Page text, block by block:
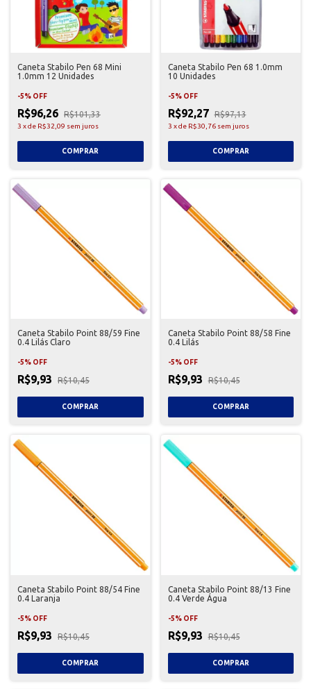
Caneta Stabilo Pen 68 Mini
1.0mm 12 Unidades
-5% OFF
R$96,26 R$101,33
3 xde R$32,09 sem juros
Caneta Stabilo Pen 68 1.0mm
10 Unidades
-5% OFF
R$92,27 R$97,13
3 xde R$30,76 sem juros
Caneta Stabilo Point 88/59 Fine
0.4 Lilás Claro
-5% OFF
R$9,93 R$10,45
Caneta Stabilo Point 88/58 Fine
0.4 Lilás
-5% OFF
R$9,93 R$10,45
Caneta Stabilo Point 88/54 Fine
0.4 Laranja
-5% OFF
R$9,93 R$10,45
Caneta Stabilo Point 88/13 Fine
0.4 Verde Água
-5% OFF
R$9,93 R$10,45